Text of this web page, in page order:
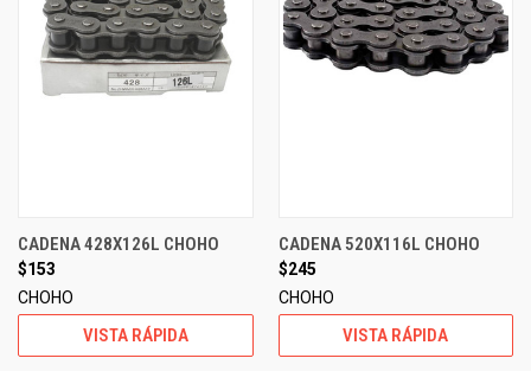
CADENA 428X126L CHOHO
$153
CHOHO
VISTA RÁPIDA
CADENA 520X116L CHOHO
$245
CHOHO
VISTA RÁPIDA